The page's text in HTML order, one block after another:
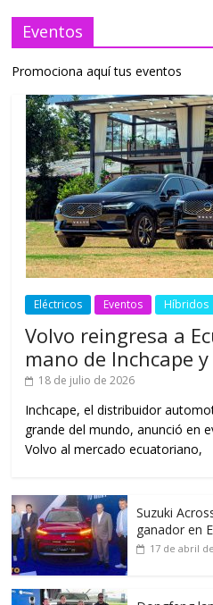
Eventos
Promociona aquí tus eventos
Eléctricos Eventos Híbridos
Volvo reingresa a
mano de Inchcape
18 de julio de 2026
Inchcape, el distribuidor
grande del mundo, anunció en
Volvo al mercado ecuatoriano,
Suzuki
ganador en
17 de abril